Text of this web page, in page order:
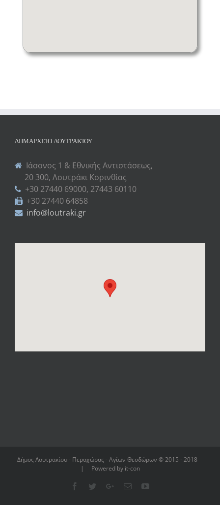
ΔΗΜΑΡΧΕΊΟ ΛΟΥΤΡΑΚΊΟΥ
Ιάσονος 1 & Εθνικής Αντιστάσεως,
20 300, Λουτράκι Κορινθίας
+30 27440 69000, 27443 60110
+30 27440 64858
info@loutraki.gr
Δήμος Λουτρακίου - Περαχώρας - Αγίων Θεοδώρων © 2015 - 2018
| Powered by it-con
Facebook
TwitterGoogle+EmailYouTube